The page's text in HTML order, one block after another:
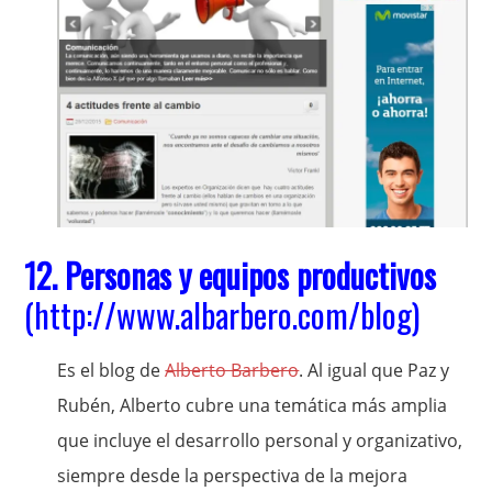
12.Personas y equipos productivos
(http://www.albarbero.com/blog)
Es el blog deAlberto Barbero. Al igual que Paz y
Rubén, Alberto cubre una temática más amplia
que incluye el desarrollo personal y organizativo,
siempre desde la perspectiva de la mejora